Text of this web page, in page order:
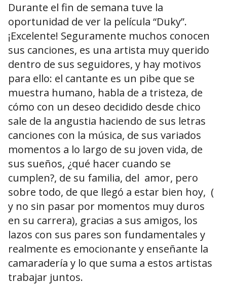
Durante el fin de semana tuve la
oportunidad de ver la película “Duky”.
¡Excelente! Seguramente muchos conocen
sus canciones, es una artista muy querido
dentro de sus seguidores, y hay motivos
para ello: el cantante es un pibe que se
muestra humano, habla de a tristeza, de
cómo con un deseo decidido desde chico
sale de la angustia haciendo de sus letras
canciones con la música, de sus variados
momentos a lo largo de su joven vida, de
sus sueños, ¿qué hacer cuando se
cumplen?, de su familia, del amor, pero
sobre todo, de que llegó a estar bien hoy, (
y no sin pasar por momentos muy duros
en su carrera), gracias a sus amigos, los
lazos con sus pares son fundamentales y
realmente es emocionante y enseñante la
camaradería y lo que suma a estos artistas
trabajar juntos.